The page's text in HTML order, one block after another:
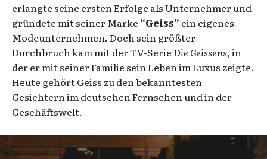
erlangte seine ersten Erfolge als Unternehmer und
gründete mit seiner Marke “Geiss” ein eigenes
Modeunternehmen. Doch sein größter
Durchbruch kam mit der TV-Serie Die Geissens, in
der er mit seiner Familie sein Leben im Luxus zeigte.
Heute gehört Geiss zu den bekanntesten
Gesichtern im deutschen Fernsehen und in der
Geschäftswelt.